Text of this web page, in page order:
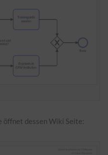
öffnet dessen Wiki Seite: